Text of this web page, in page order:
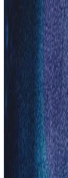
Philips
Cihazı:
Philips HC5630/
hassas kesim
ve güvenilir bir
Philips Sakal
Bakımında
Philips sakal
dayanıklılık
rutininizi pratik
Sinbo Traş
Bakımında